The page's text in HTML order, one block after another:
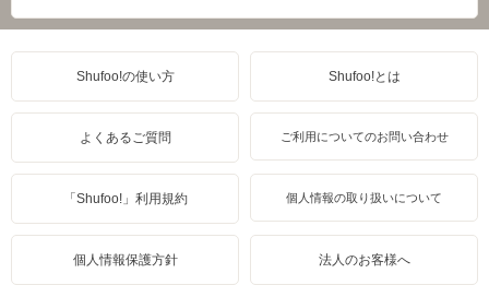
Shufoo!の使い方 Shufoo!とは
よくあるご質問 ご利用についてのお問い合わせ
「Shufoo!」利用規約 個人情報の取り扱いについて
個人情報保護方針 法人のお客様へ